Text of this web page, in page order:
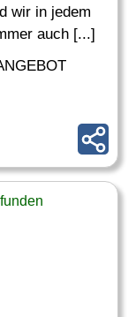
wir in jedem
auch [...]